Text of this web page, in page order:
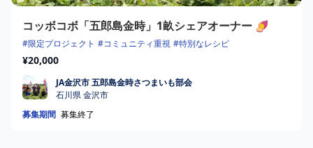
コッボコボ「五郎島金時」1畝シェアオーナー 🍠
#限定プロジェクト #コミュニティ重視 #特別なレシピ
¥20,000
JA金沢市 五郎島金時さつまいも部会
JA金沢市 五郎島金時さつまいも部会
石川県 金沢市
募集期間 募集終了